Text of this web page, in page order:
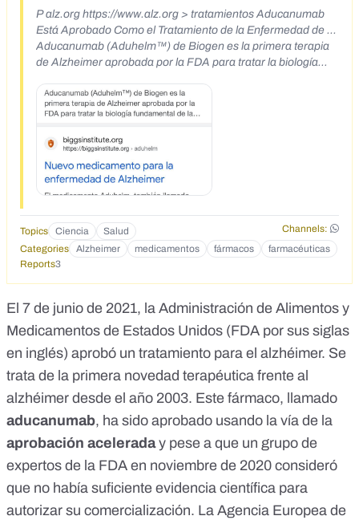
P alz.org https://www.alz.org > tratamientos Aducanumab
Está Aprobado Como el Tratamiento de la Enfermedad de ...
Aducanumab (Aduhelm™) de Biogen es la primera terapia
de Alzheimer aprobada por la FDA para tratar la biología
https://biggsinstitute.org aduhelm C Nuevo medicamento
para la enfermedad de Alzheimer > El medicamento
como tratamiento para algunas personas con pérdi... AA Q
Aduhelm
Topics Ciencia Salud
Channels:
Categories
Alzheimer medicamentos fármacos
farmacéuticas
Reports3
El 7 de junio de 2021, la Administración de Alimentos y
Medicamentos de Estados Unidos (FDA por sus siglas
en inglés) aprobó un tratamiento para el alzhéimer. Se
trata de la primera novedad terapéutica frente al
alzhéimer desde el año 2003. Este fármaco, llamado
aducanumab, ha sido aprobado usando la vía de la
aprobación aceleraday pese a que un grupo de
expertos de la FDA en noviembre de 2020 consideró
que no había suficiente evidencia científica para
autorizar su comercialización. La Agencia Europea de